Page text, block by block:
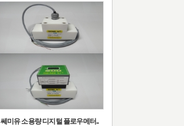
쎄미유 소용량 디지털 플로우메터..